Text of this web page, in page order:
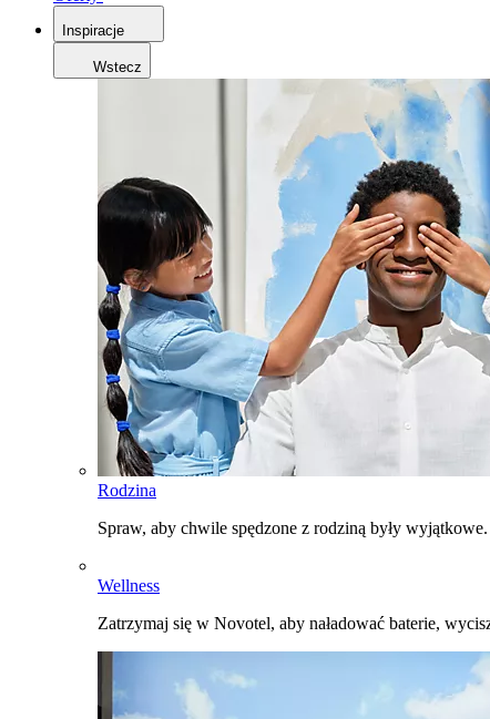
Inspiracje
Wstecz
Rodzina
Spraw, aby chwile spędzone z rodziną były
Wellness
Zatrzymaj się w Novotel, aby naładować baterie,